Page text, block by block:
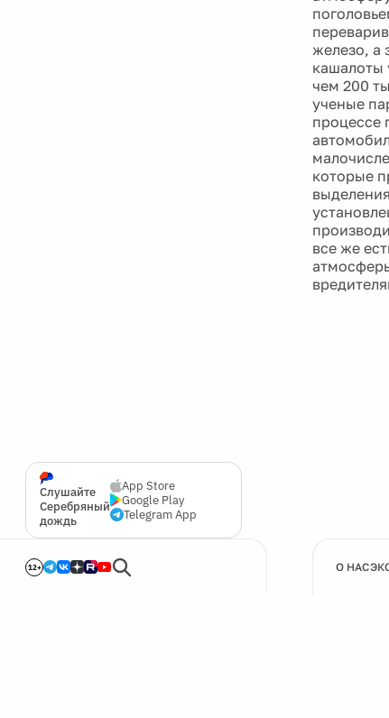
Слушайте
Серебряный
дождь
App Store
Google Play
Telegram App
12+
железо, а
кашалоты
чем 200
ученые
процессе
которые
все же
О НАС